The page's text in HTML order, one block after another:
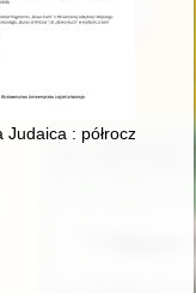
Judaica : półrocznik.